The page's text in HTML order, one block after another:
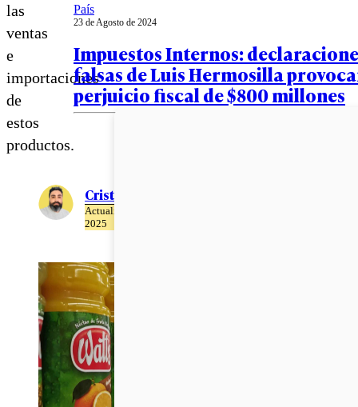
las
ventas
e
importaciones
de
estos
productos.
Cristián Meza
Actualizado el 17 de Abril del
2025
País
23 de Agosto de 2024
Impuestos Internos:
falsas de Luis Hermosilla
perjuicio fiscal de $800 millones